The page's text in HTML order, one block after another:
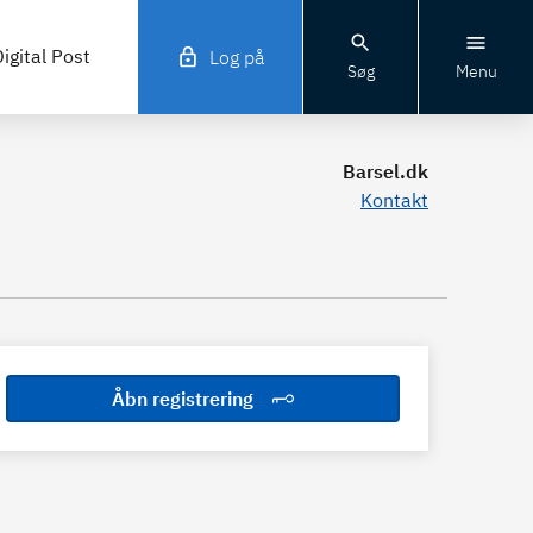
Post Log på
Søg Menu
Barsel.dk
Kontakt
Åbn registrering